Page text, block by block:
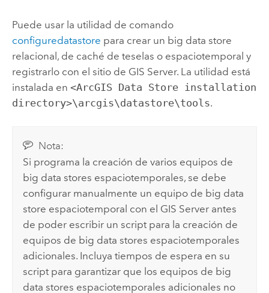
Puede usar la utilidad de comando
configuredatastore para crear un big data store
relacional, de caché de teselas o espaciotemporal y
registrarlo con el sitio de GIS Server. La utilidad está
instalada en <ArcGIS Data Store installation
directory>\arcgis\datastore\tools.
Nota:
Si programa la creación de varios equipos de
big data stores espaciotemporales, se debe
configurar manualmente un equipo de big data
store espaciotemporal con el GIS Server antes
de poder escribir un script para la creación de
equipos de big data stores espaciotemporales
adicionales. Incluya tiempos de espera en su
script para garantizar que los equipos de big
data stores espaciotemporales adicionales no